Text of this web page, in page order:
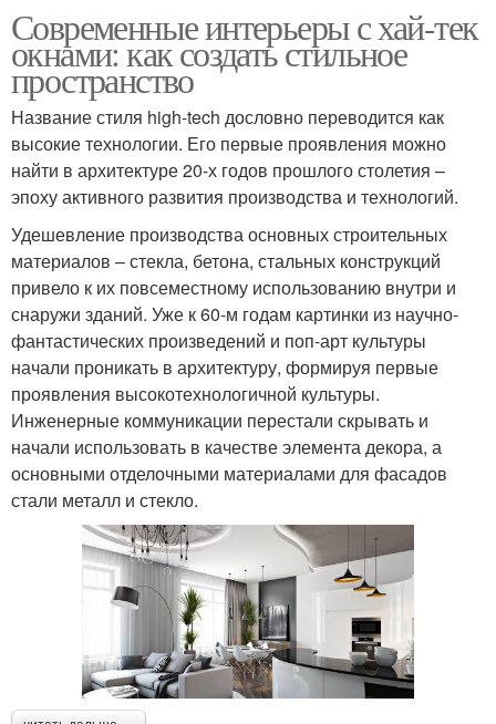
Современные интерьеры с хай-тек
окнами: как создать стильное
пространство
Название стиля high-tech дословно переводится как
высокие технологии. Его первые проявления можно
найти в архитектуре 20-х годов прошлого столетия –
эпоху активного развития производства и технологий.
Удешевление производства основных строительных
материалов – стекла, бетона, стальных конструкций
привело к их повсеместному использованию внутри и
снаружи зданий. Уже к 60-м годам картинки из научно-
фантастических произведений и поп-арт культуры
начали проникать в архитектуру, формируя первые
проявления высокотехнологичной культуры.
Инженерные коммуникации перестали скрывать и
начали использовать в качестве элемента декора, а
основными отделочными материалами для фасадов
стали металл и стекло.